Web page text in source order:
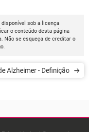
disponível sob a licença
o conteúdo desta página
Não se esqueça de creditar o
Alzheimer - Definição